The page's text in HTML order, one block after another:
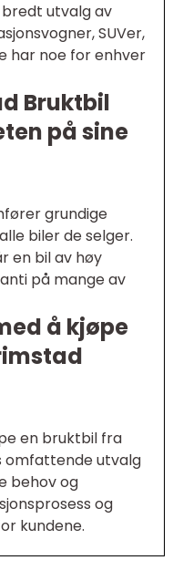
utvalg av
SUVer,
har noe for enhver
Bruktbil
på sine
grundige
biler de selger.
en bil av høy
på mange av
å kjøpe
en bruktbil fra
omfattende utvalg
behov og
og
kundene.